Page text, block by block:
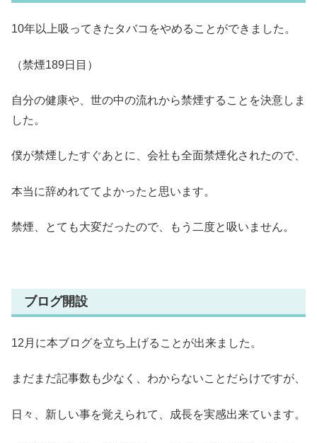
10年以上吸ってきたタバコをやめることができました。
（禁煙189日目）
自分の健康や、世の中の流れから禁煙することを決意しま
した。
僕が禁煙したすぐあとに、会社も全面禁煙化されたので、
本当に辞めれててよかったと思います。
禁煙、とても大変だったので、もう二度と吸いません。
ブログ開設
12月に本ブログを立ち上げることが出来ました。
まだまだ記事数も少なく、わからないことだらけですが、
日々、新しい事を覚えられて、成長を実感出来ています。